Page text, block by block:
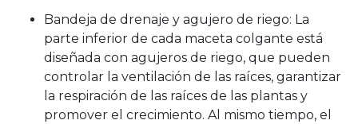
Bandeja de drenaje y agujero de riego: La
parte inferior de cada maceta colgante está
diseñada con agujeros de riego, que pueden
controlar la ventilación de las raíces, garantizar
la respiración de las raíces de las plantas y
promover el crecimiento. Al mismo tiempo, el